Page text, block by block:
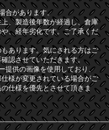
合があります。
、製造後年数が経過し、倉庫
、経年劣化です。ご了承くだ
あります。気にされる方はご
認させていただきます。
提供の画像を使用しており、
様が変更されている場合がご
仕様を優先とさせて頂きま